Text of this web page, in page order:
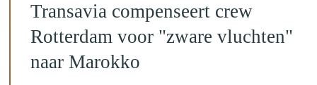
Transavia compenseert crew
Rotterdam voor "zware vluchten"
naar Marokko